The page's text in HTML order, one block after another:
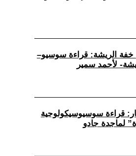
خفة الريشة: قراءة سوسيو–
لأحمد سمير
قراءة سوسيوسيكولوجية
لماجدة جادو